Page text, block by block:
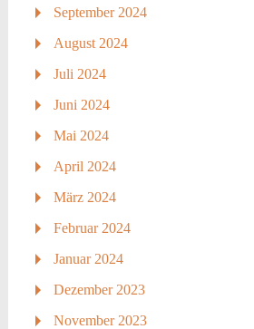
September 2024
August 2024
Juli 2024
Juni 2024
Mai 2024
April 2024
März 2024
Februar 2024
Januar 2024
Dezember 2023
November 2023